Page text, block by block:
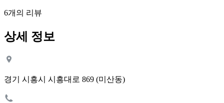
6개의 리뷰
상세 정보
경기 시흥시 시흥대로 869 (미산동)